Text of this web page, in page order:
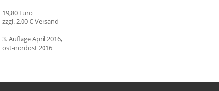
19,80 Euro
zzgl. 2,00 € Versand
3. Auflage April 2016,
ost-nordost 2016